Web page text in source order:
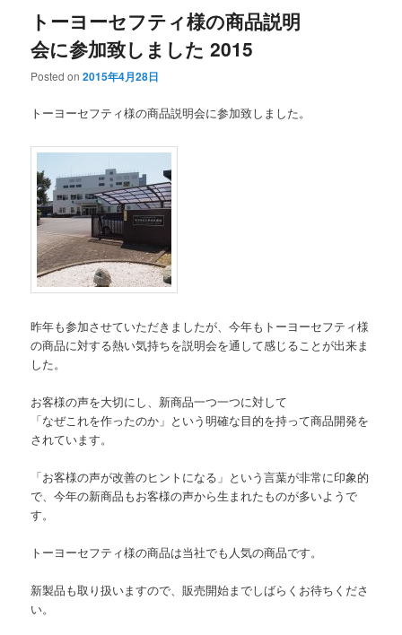
トーヨーセフティ様の商品説明
会に参加致しました 2015
Posted on2015年4月28日
トーヨーセフティ様の商品説明会に参加致しました。
昨年も参加させていただきましたが、今年もトーヨーセフティ様
の商品に対する熱い気持ちを説明会を通して感じることが出来ま
した。
お客様の声を大切にし、新商品一つ一つに対して
「なぜこれを作ったのか」という明確な目的を持って商品開発を
されています。
「お客様の声が改善のヒントになる」という言葉が非常に印象的
で、今年の新商品もお客様の声から生まれたものが多いようで
す。
トーヨーセフティ様の商品は当社でも人気の商品です。
新製品も取り扱いますので、販売開始までしばらくお待ちくださ
い。